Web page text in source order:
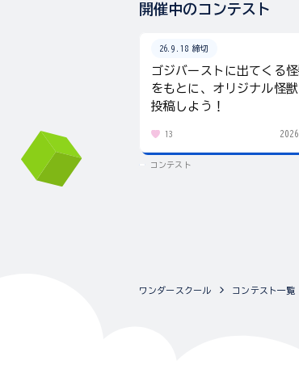
開催中のコンテスト
26.9.18 締切
ゴジバーストに出てくる
をもとに、オリジナル怪
投稿しよう！
13
コンテスト
ワンダースクール コンテスト一覧